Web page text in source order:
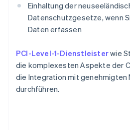
Einhaltung der
Datenschutzgesetze, wenn
Daten erfassen
PCI-Level-1-Dienstleisterwie
die komplexesten Aspekte der
die Integration mit genehmigten
durchführen.